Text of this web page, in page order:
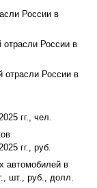
России в
отрасли России в
отрасли России в
гг., чел.
гг., руб.
автомобилей в
шт., руб., долл.